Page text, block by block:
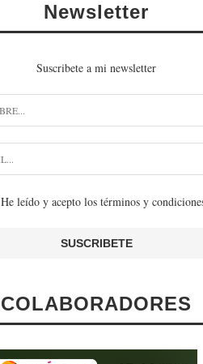
Newsletter
Suscribete a mi newsletter
He leído y acepto los términos y
COLABORADORES